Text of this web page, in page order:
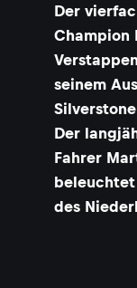
Der
Champion
seinem
Der
Fahrer
des